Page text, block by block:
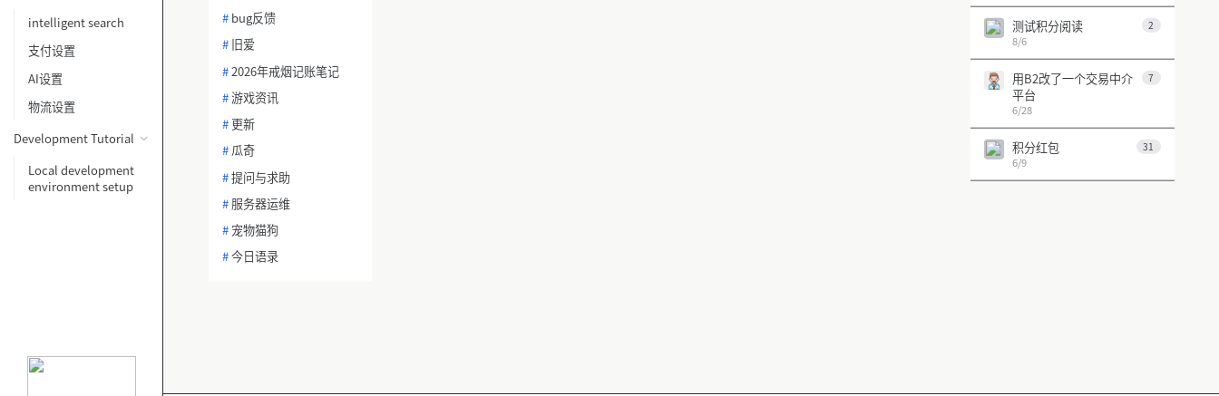
intelligent search
支付设置
AI设置
物流设置
Development Tutorial
Local development
environment setup
#bug反馈
#旧爱
#2026年戒烟记账笔记
#游戏资讯
#更新
#瓜奇
#提问与求助
#服务器运维
#宠物猫狗
#今日语录
测试积分阅读 2
8/6
用B2改了一个交易中介
平台
7
6/28
积分红包 31
6/9
上一页
第 1 页 下一页